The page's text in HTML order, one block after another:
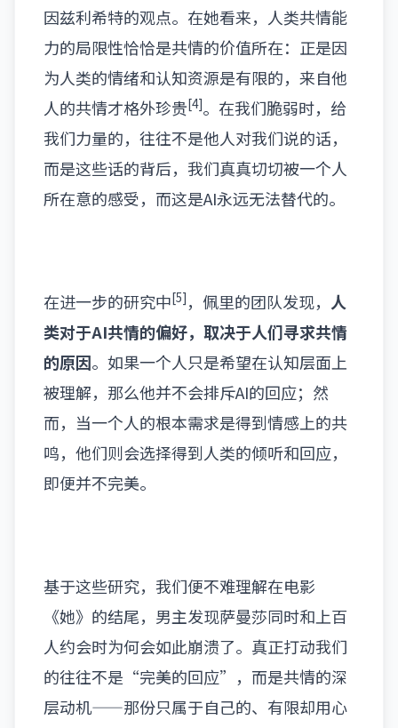
因兹利希特的观点。在她看来，人类共情能
力的局限性恰恰是共情的价值所在：正是因
为人类的情绪和认知资源是有限的，来自他
人的共情才格外珍贵[4]。在我们脆弱时，给
我们力量的，往往不是他人对我们说的话，
而是这些话的背后，我们真真切切被一个人
所在意的感受，而这是AI永远无法替代的。
在进一步的研究中[5] ，佩里的团队发现， 人
类对于AI共情的偏好，取决于人们寻求共情
的原因。如果一个人只是希望在认知层面上
被理解，那么他并不会排斥AI的回应；然
而，当一个人的根本需求是得到情感上的共
鸣，他们则会选择得到人类的倾听和回应，
即便并不完美。
基于这些研究，我们便不难理解在电影
《她》的结尾，男主发现萨曼莎同时和上百
人约会时为何会如此崩溃了。真正打动我们
的往往不是“完美的回应”，而是共情的深
层动机——那份只属于自己的、有限却用心